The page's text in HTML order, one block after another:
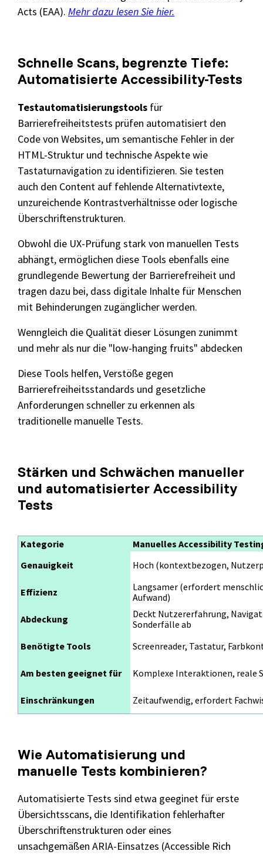
Acts (EAA). Mehr dazu lesen Sie hier.
Schnelle Scans, begrenzte Tiefe:
Automatisierte Accessibility-Tests
Testautomatisierungstools für
Barrierefreiheitstests prüfen automatisiert den
Code von Websites, um semantische Fehler in der
HTML-Struktur und technische Aspekte wie
Tastaturnavigation zu identifizieren. Sie testen
auch den Content auf fehlende Alternativtexte,
unzureichende Kontrastverhältnisse oder logische
Überschriftenstrukturen.
Obwohl die UX-Prüfung stark von manuellen Tests
abhängt, ermöglichen diese Tools ebenfalls eine
grundlegende Bewertung der Barrierefreiheit und
tragen dazu bei, dass digitale Inhalte für Menschen
mit Behinderungen zugänglicher werden.
Wenngleich die Qualität dieser Lösungen zunimmt
und mehr als nur die "low-hanging fruits" abdecken
Diese Tools helfen, Verstöße gegen
Barrierefreiheitsstandards und gesetzliche
Anforderungen schneller zu erkennen als
traditionelle manuelle Tests.
Stärken und Schwächen manueller
und automatisierter Accessibility
Tests
Kategorie
Manuelles Accessibility
Genauigkeit
Hoch (kontextbezogen,
Effizienz
Langsamer (erfordert
Aufwand)
Abdeckung
Deckt Nutzererfahrung,
Sonderfälle ab
Benötigte Tools
Screenreader, Tastatur,
Am besten geeignet für Komplexe Interaktionen, reale
Einschränkungen Zeitaufwendig, erfordert
Wie Automatisierung und
manuelle Tests kombinieren?
Automatisierte Tests sind etwa geeginet für erste
Übersichtsscans, die Identifikation fehlerhafter
Überschriftenstrukturen oder eines
unsachgemäßen ARIA-Einsatzes (Accessible Rich